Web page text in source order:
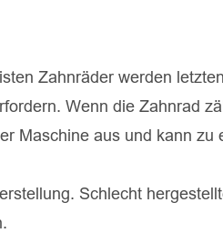
Zahnräder werden
Wenn die Zahnrad
Maschine aus und kann zu
Schlecht